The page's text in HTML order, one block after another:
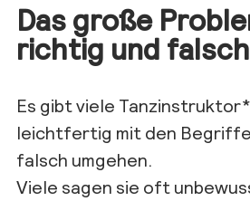
Das große
richtig und falsch
Es gibt viele
leichtfertig mit den
falsch umgehen.
Viele sagen sie oft